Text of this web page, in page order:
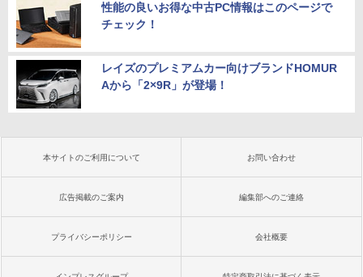
性能の良いお得な中古PC情報はこのページで
チェック！
レイズのプレミアムカー向けブランドHOMUR
Aから「2×9R」が登場！
本サイトのご利用について お問い合わせ
広告掲載のご案内 編集部へのご連絡
プライバシーポリシー 会社概要